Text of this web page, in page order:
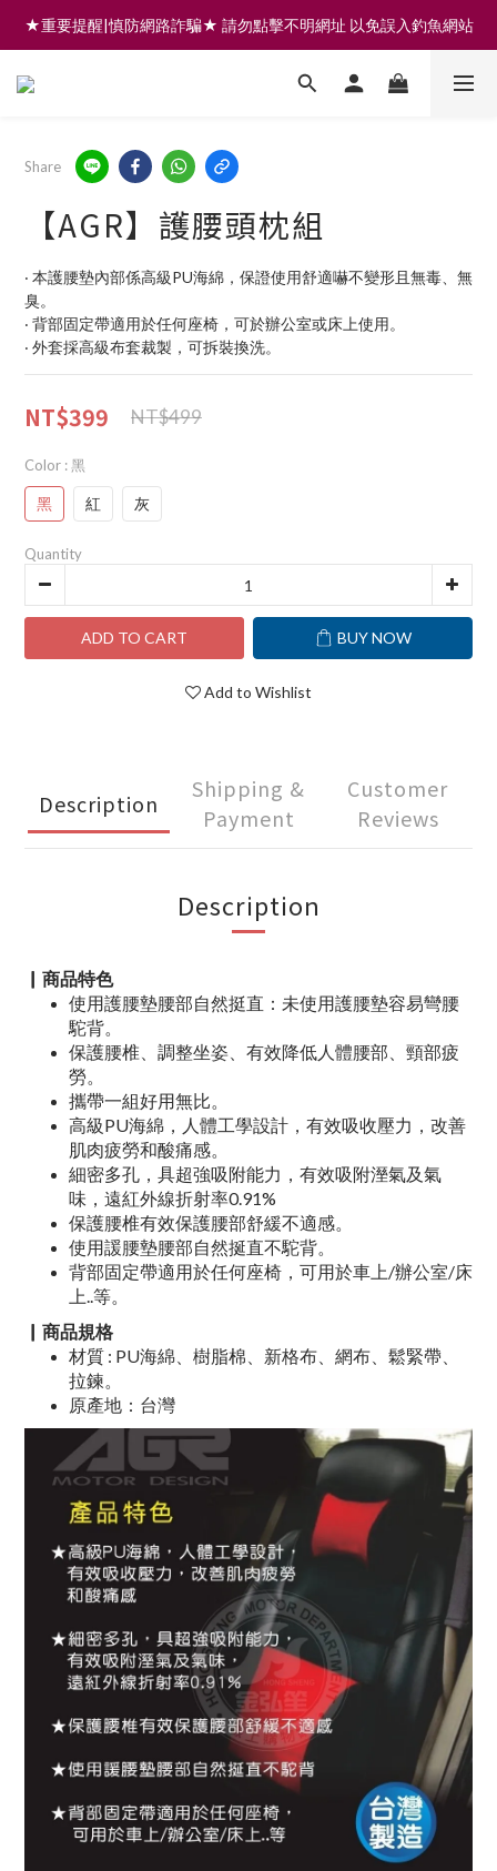
註冊會員享200元購物金 | 全館滿999免運 | 可門市取貨/安裝
★重要提醒|慎防網路詐騙★ 請勿點擊不明網址 以免誤入釣魚網站
註冊會員享200元購物金 | 全館滿999免運 | 可門市取貨/安裝
Share
【AGR】護腰頭枕組
‧ 本護腰墊內部係高級PU海綿，保證使用舒適嚇不變形且無毒、無
臭。
‧ 背部固定帶適用於任何座椅，可於辦公室或床上使用。
‧ 外套採高級布套裁製，可拆裝換洗。
NT$399 NT$499
Color : 黑
黑 紅 灰
Quantity
ADD TO CART BUY NOW
Add to Wishlist
Description
Shipping &
Payment
Customer
Reviews
Description
▏商品特色
使用護腰墊腰部自然挺直：未使用護腰墊容易彎腰
駝背。
保護腰椎、調整坐姿、有效降低人體腰部、頸部疲
勞。
攜帶一組好用無比。
高級PU海綿，人體工學設計，有效吸收壓力，改善
肌肉疲勞和酸痛感。
細密多孔，具超強吸附能力，有效吸附溼氣及氣
味，遠紅外線折射率0.91%
保護腰椎有效保護腰部舒緩不適感。
使用諼腰墊腰部自然挻直不駝背。
背部固定帶適用於任何座椅，可用於車上/辦公室/床
上..等。
▏商品規格
材質 : PU海綿、樹脂棉、新格布、網布、鬆緊帶、
拉鍊。
原產地：台灣